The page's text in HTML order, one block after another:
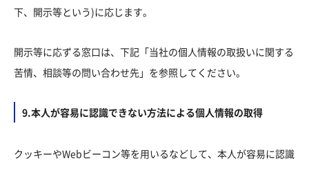
下、開示等という)に応じます。
開示等に応ずる窓口は、下記「当社の個人情報の取扱いに関する
苦情、相談等の問い合わせ先」を参照してください。
9.本人が容易に認識できない方法による個人情報の取得
クッキーやWebビーコン等を用いるなどして、本人が容易に認識